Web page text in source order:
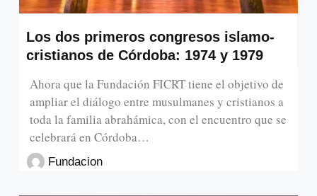
Los dos primeros congresos islamo-
cristianos de Córdoba: 1974 y 1979
Ahora que la Fundación FICRT tiene el objetivo de
ampliar el diálogo entre musulmanes y cristianos a
toda la familia abrahámica, con el encuentro que se
celebrará en Córdoba…
Fundacion